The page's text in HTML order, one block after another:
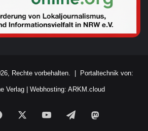
Rechte vorbehalten. | Portaltechnik von:
Verlag Webhosting: ARKM.cloud
Facebook YouTubeTelegram